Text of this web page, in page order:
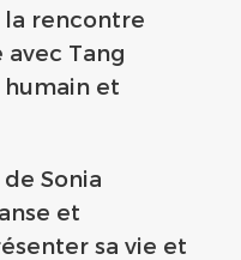
rencontre
avec Tang
humain et
Sonia
et
sa vie et